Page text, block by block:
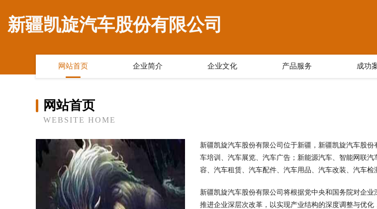
新疆凯旋汽车股份有限公司
网站首页 企业简介 企业文化 产品服务 成功
网站首页
WEBSITE HOME
新疆凯旋汽车股份有限公司位于新疆，新疆凯旋汽车股
车培训、汽车展览、汽车广告；新能源汽车、智能网联
容、汽车租赁、汽车配件、汽车用品、汽车改装、汽车检
新疆凯旋汽车股份有限公司将根据党中央和国务院对企
推进企业深层次改革，以实现产业结构的深度调整与优